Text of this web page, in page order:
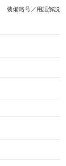
装備略号／用語解説